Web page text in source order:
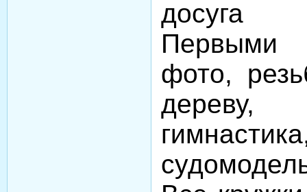
досуга
Первыми
фото,
дереву,